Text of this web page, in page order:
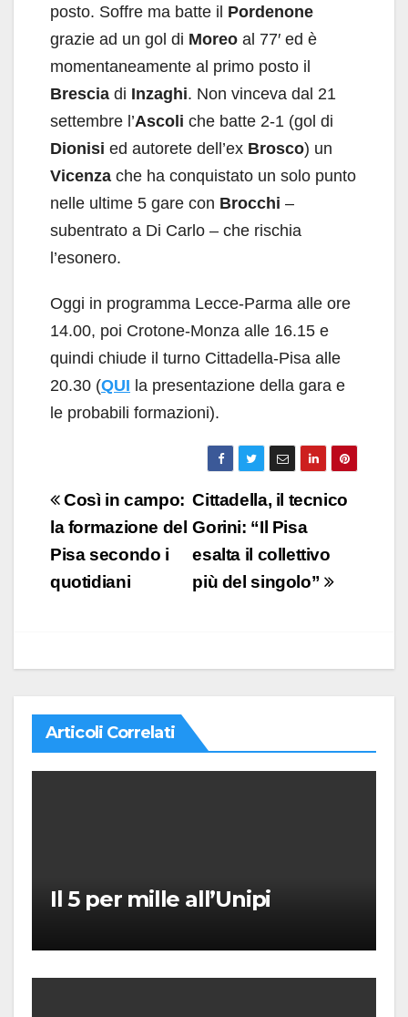
posto. Soffre ma batte il Pordenone
grazie ad un gol di Moreo al 77′ ed è
momentaneamente al primo posto il
Brescia di Inzaghi. Non vinceva dal 21
settembre l’Ascoli che batte 2-1 (gol di
Dionisi ed autorete dell’ex Brosco) un
Vicenza che ha conquistato un solo punto
nelle ultime 5 gare con Brocchi –
subentrato a Di Carlo – che rischia
l’esonero.
Oggi in programma Lecce-Parma alle ore
14.00, poi Crotone-Monza alle 16.15 e
quindi chiude il turno Cittadella-Pisa alle
20.30 (QUI la presentazione della gara e
le probabili formazioni).
Navigazione
articoli
Cittadella, il tecnico
Gorini: “Il Pisa
esalta il collettivo
più del singolo”
Così in campo:
la formazione del
Pisa secondo i
quotidiani
Articoli Correlati
Il 5 per mille all’Unipi